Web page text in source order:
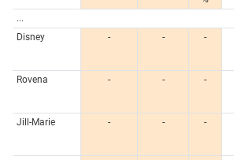
...
Disney
- - -
Rovena
- - -
Jill-Marie
- - -